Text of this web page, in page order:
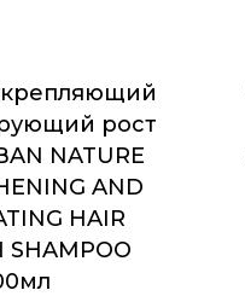
рост
NATURE
AND
HAIR
SHAMPOO